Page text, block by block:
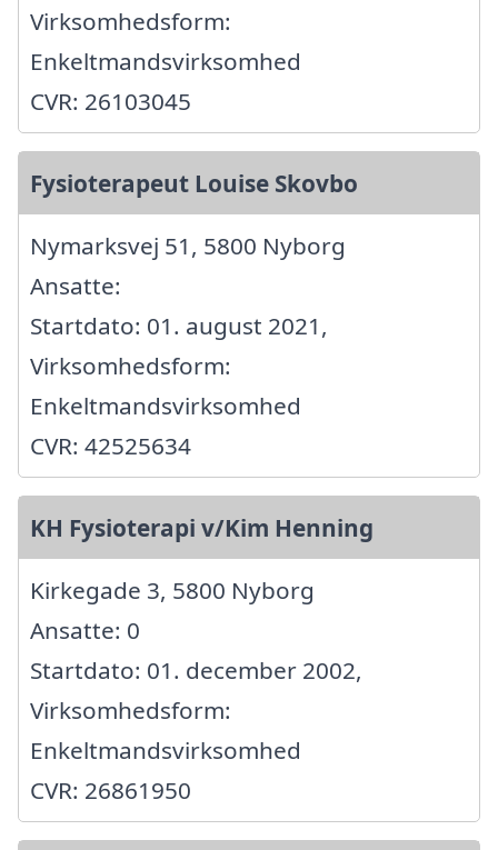
Virksomhedsform:
Enkeltmandsvirksomhed
CVR: 26103045
Fysioterapeut Louise Skovbo
Nymarksvej 51, 5800 Nyborg
Ansatte:
Startdato: 01. august 2021,
Virksomhedsform:
Enkeltmandsvirksomhed
CVR: 42525634
KH Fysioterapi v/Kim Henning
Kirkegade 3, 5800 Nyborg
Ansatte: 0
Startdato: 01. december 2002,
Virksomhedsform:
Enkeltmandsvirksomhed
CVR: 26861950